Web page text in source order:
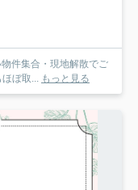
件集合・現地解散でご
ぼ取...
もっと見る